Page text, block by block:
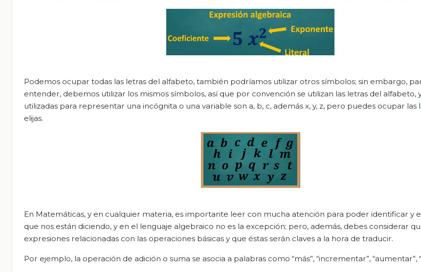
Podemos ocupar todas las letras del alfabeto, también podríamos utilizar otros símbolos; sin embargo,
entender, debemos utilizar los mismos símbolos, así que por convención se utilizan las letras del alfabeto,
utilizadas para representar una incógnita o una variable son a, b, c, además x, y, z, pero puedes ocupar las
elijas.
En Matemáticas, y en cualquier materia, es importante leer con mucha atención para poder identificar y
que nos están diciendo, y en el lenguaje algebraico no es la excepción; pero, además, debes considerar
expresiones relacionadas con las operaciones básicas y que éstas serán claves a la hora de traducir.
Por ejemplo, la operación de adición o suma se asocia a palabras como “más”, “incrementar”, “aumentar”,